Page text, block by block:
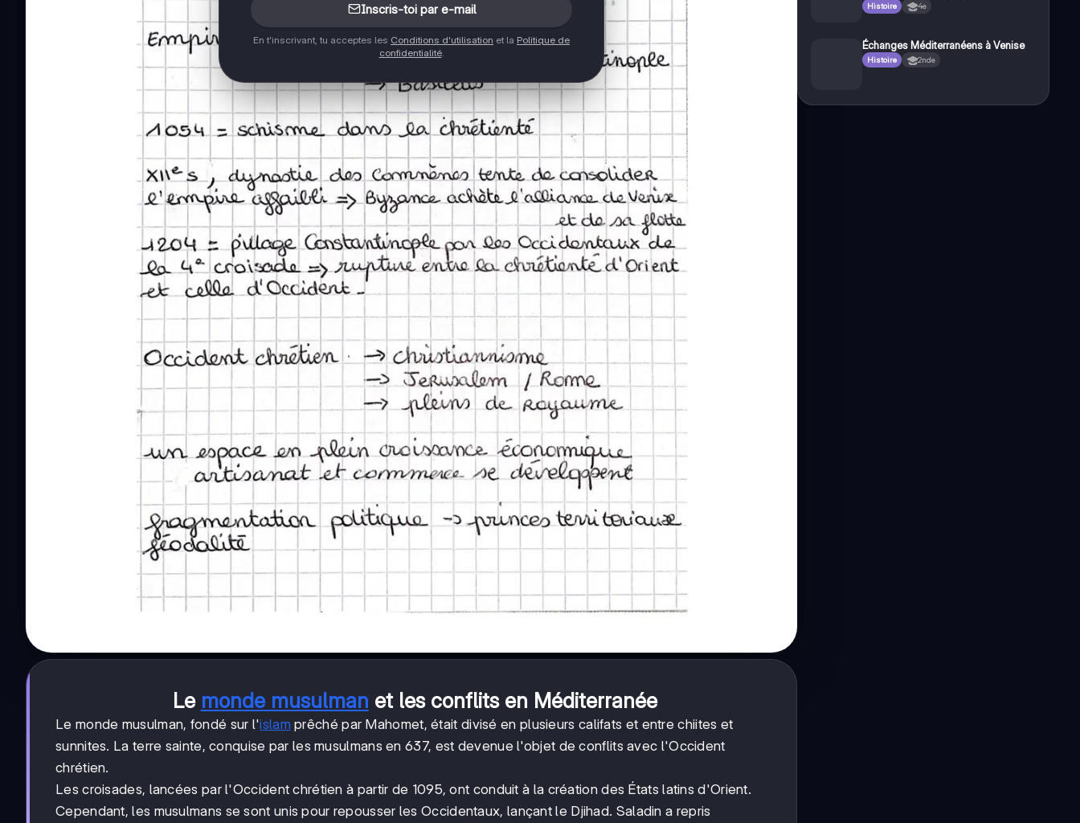
Inscris-toi par e-mail
En t'inscrivant, tu acceptes les Conditions d'utilisation et la Politique de
confidentialité.
Le monde musulman et les conflits en Méditerranée
Le monde musulman, fondé sur l'islam prêché par Mahomet, était divisé en plusieurs califats et entre chiites et
sunnites. La terre sainte, conquise par les musulmans en 637, est devenue l'objet de conflits avec l'Occident
chrétien.
Les croisades, lancées par l'Occident chrétien à partir de 1095, ont conduit à la création des États latins d'Orient.
Cependant, les musulmans se sont unis pour repousser les Occidentaux, lançant le Djihad. Saladin a repris
Histoire 4e
Échanges Méditerranéens à Venise
Histoire 2nde